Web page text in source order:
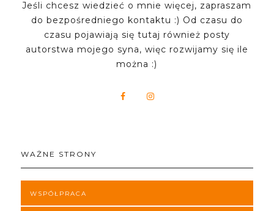
Jeśli chcesz wiedzieć o mnie więcej, zapraszam
do bezpośredniego kontaktu :) Od czasu do
czasu pojawiają się tutaj również posty
autorstwa mojego syna, więc rozwijamy się ile
można :)
WAŻNE STRONY
WSPÓŁPRACA